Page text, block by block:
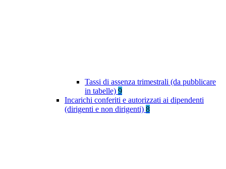
Tassi di assenza trimestrali (da pubblicare
in tabelle) 9
Incarichi conferiti e autorizzati ai dipendenti
(dirigenti e non dirigenti) 8